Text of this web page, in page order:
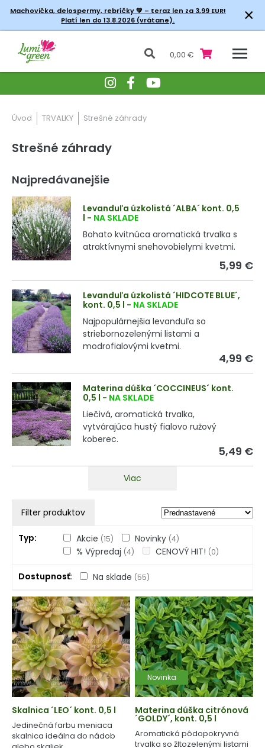
Machovička, delospermy, rebríčky💚 – teraz len za 3,99 EUR!
Platí len do 13.8.2026 (vrátane).
×
0,00 €
Úvod TRVALKY Strešné záhrady
Strešné záhrady
Najpredávanejšie
Levanduľa úzkolistá ´ALBA´ kont. 0,5
l - NA SKLADE
Bohato kvitnúca aromatická trvalka s
atraktívnymi snehovobielymi kvetmi.
5,99 €
Levanduľa úzkolistá ´HIDCOTE BLUE´,
kont. 0,5 l - NA SKLADE
Najpopulárnejšia levanduľa so
striebornozelenými listami a
modrofialovými kvetmi.
4,99 €
Materina dúška ´COCCINEUS´ kont.
0,5 l - NA SKLADE
Liečivá, aromatická trvalka,
vytvárajúca hustý fialovo ružový
koberec.
5,49 €
Viac
Filter produktov
Typ Akcie (15) Novinky (4)
% Výpredaj (4) CENOVÝ HIT! (0)
Dostupnosť Na sklade (55)
Skalnica ´LEO´ kont. 0,5 l
Jedinečná farbu meniaca
skalnica ideálna do nádob
Novinka
Materina dúška citrónová
´GOLDY´, kont. 0,5 l
Aromatická pôdopokryvná
trvalka so žltozelenými listami